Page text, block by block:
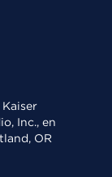
Inc., en
OR